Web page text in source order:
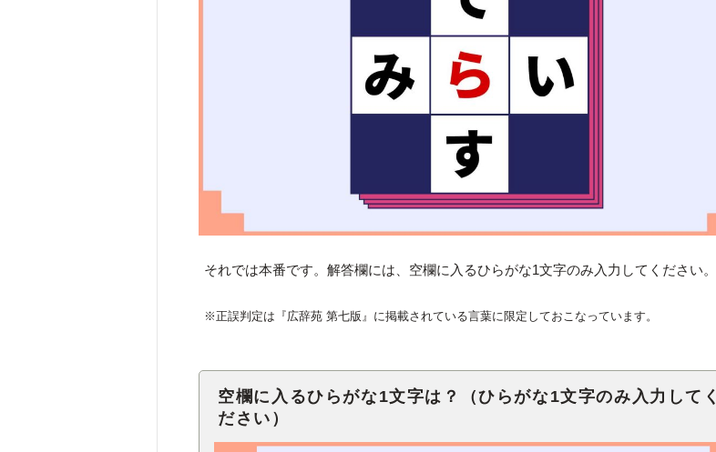
それでは本番です。解答欄には、空欄に入るひらがな1文字のみ入力してください。
※正誤判定は『広辞苑 第七版』に掲載されている言葉に限定しておこなっています。
空欄に入るひらがな1文字は？（ひらがな1文字のみ入力してく
ださい）